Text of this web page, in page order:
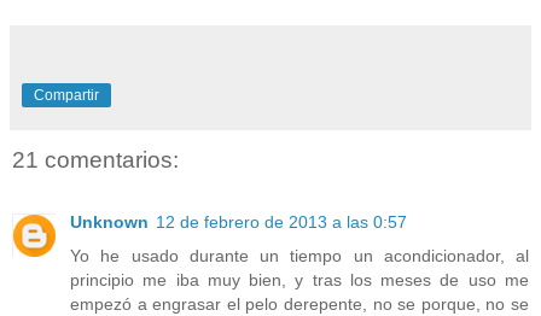
Compartir
21 comentarios:
Unknown 12 de febrero de 2013 a las 0:57
Yo he usado durante un tiempo un acondicionador, al
principio me iba muy bien, y tras los meses de uso me
empezó a engrasar el pelo derepente, no se porque, no se